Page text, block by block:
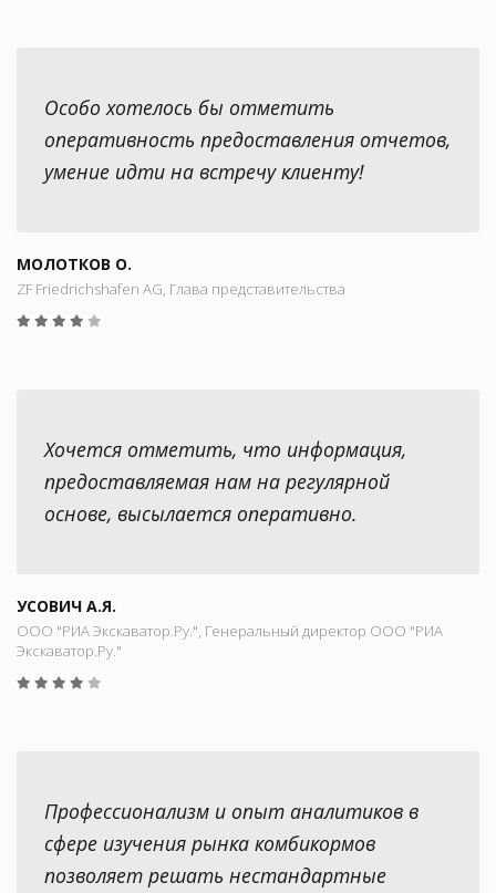
Особо хотелось бы отметить
оперативность предоставления отчетов,
умение идти на встречу клиенту!
МОЛОТКОВ О.
ZF Friedrichshafen AG, Глава представительства
Хочется отметить, что информация,
предоставляемая нам на регулярной
основе, высылается оперативно.
УСОВИЧ А.Я.
ООО "РИА Экскаватор.Ру.", Генеральный директор ООО "РИА
Экскаватор.Ру."
Профессионализм и опыт аналитиков в
сфере изучения рынка комбикормов
позволяет решать нестандартные